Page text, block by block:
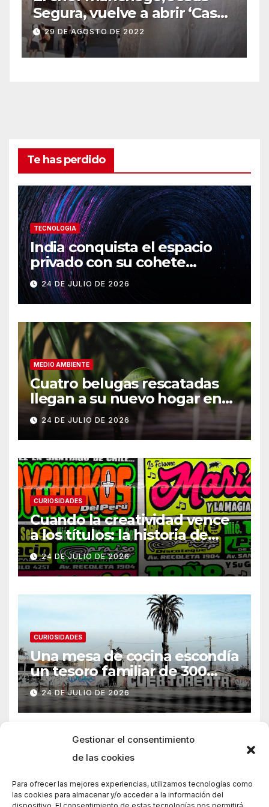
Gestionar el consentimiento
de las cookies
Para ofrecer las mejores experiencias, utilizamos tecnologías como
las cookies para almacenar y/o acceder a la información del
Segura, vuelve a abrir ‘Casas
Colgadas’, el restaurante
icónico de Cuenca
29 DE AGOSTO DE 2022
Te has perdido
TECNOLOGIA
India conquista el espacio
privado con su cohete
Vikram-1
24 DE JULIO DE 2026
MEDIO AMBIENTE
Cuatro belugas rescatadas
llegan a su nuevo hogar en
Chicago
24 DE JULIO DE 2026
CURIOSIDADES
Cuando la creatividad vence
a los títulos: la historia de
Armani
24 DE JULIO DE 2026
CURIOSIDADES
Una mesa de cocina escondía
un tesoro familiar de 300
años
24 DE JULIO DE 2026